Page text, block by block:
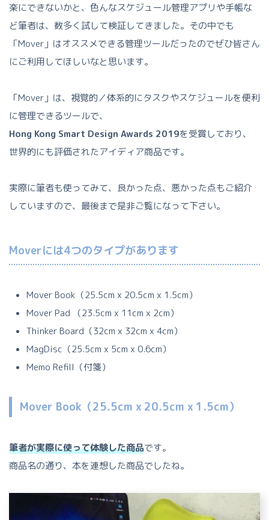
楽にできないかと、色んなスケジュール管理アプリや手帳な
ど筆者は、数多く試して検証してきました。その中でも
「Mover」はオススメできる管理ツールだったのでぜひ皆さん
にご利用してほしいなと思います。
「Mover」は、視覚的／体系的にタスクやスケジュールを便利
に管理できるツールで、
Hong Kong Smart Design Awards 2019を受賞しており、
世界的にも評価されたアイディア商品です。
実際に筆者も使ってみて、良かった点、悪かった点もご紹介
していますので、最後まで是非ご覧になって下さい。
Moverには4つのタイプがあります
Mover Book（25.5cm x 20.5cm x 1.5cm）
Mover Pad （23.5cm x 11cm x 2cm）
Thinker Board（32cm x 32cm x 4cm）
MagDisc（25.5cm x 5cm x 0.6cm）
Memo Refill（付箋）
Mover Book（25.5cm x 20.5cm x 1.5cm）
筆者が実際に使って体験した商品です。
商品名の通り、本を連想した商品でしたね。